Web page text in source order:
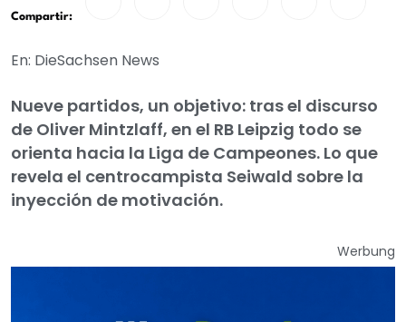
Compartir:
En: DieSachsen News
Nueve partidos, un objetivo: tras el discurso
de Oliver Mintzlaff, en el RB Leipzig todo se
orienta hacia la Liga de Campeones. Lo que
revela el centrocampista Seiwald sobre la
inyección de motivación.
Werbung